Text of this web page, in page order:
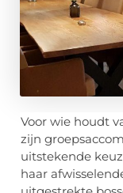
Voor wie houdt
zijn
uitstekende
haar